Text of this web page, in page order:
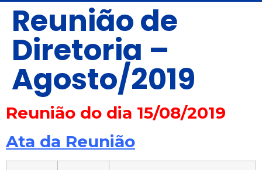
Reunião de
Diretoria –
Agosto/2019
Reunião do dia 15/08/2019
Ata da Reunião